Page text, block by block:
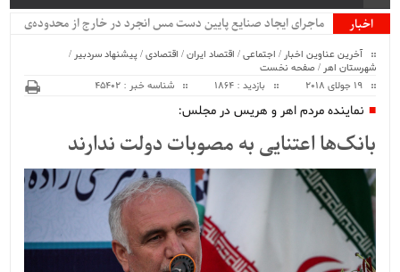
اخبار
ماجرای ایجاد صنایع پایین دست مس انجرد در خارج از محدوده‌ی
آخرین عناوین اخبار / اجتماعی/ اقتصاد ایران/ اقتصادی/پیشنهاد سردبیر /
شهرستان اهر /صفحه نخست
19 جولای 2018
بازدید : 1864 شناسه خبر : 45402
نماینده مردم اهر و هریس در مجلس:
بانک‌ها اعتنایی به مصوبات دولت ندارند